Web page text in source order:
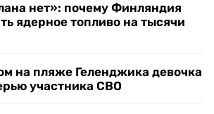
нет»: почему Финляндия
ядерное топливо на тысячи
на пляже Геленджика девочка
участника СВО